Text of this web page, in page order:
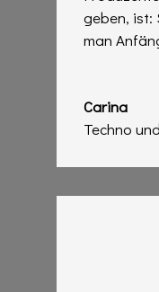
geben, ist:
man
Carina
Techno